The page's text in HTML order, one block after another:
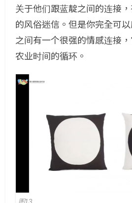
关于他们跟蓝靛之间的连接
的风俗迷信。但是你完全可
之间有一个很强的情感连接
农业时间的循环。
图13